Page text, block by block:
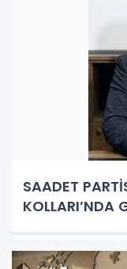
SAADET
KOLLARI’NDA